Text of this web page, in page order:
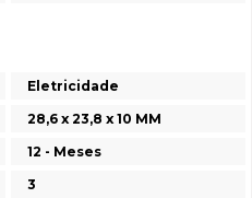
Eletricidade
28,6 x 23,8 x 10 MM
12 - Meses
3